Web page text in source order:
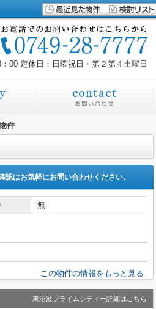
00 定休日：日曜祝日・第２第４土曜日
件
認はお気軽にお問い合わせください。
無
この物件の情報をもっと見る
東沼波プライムシティー詳細はこちら